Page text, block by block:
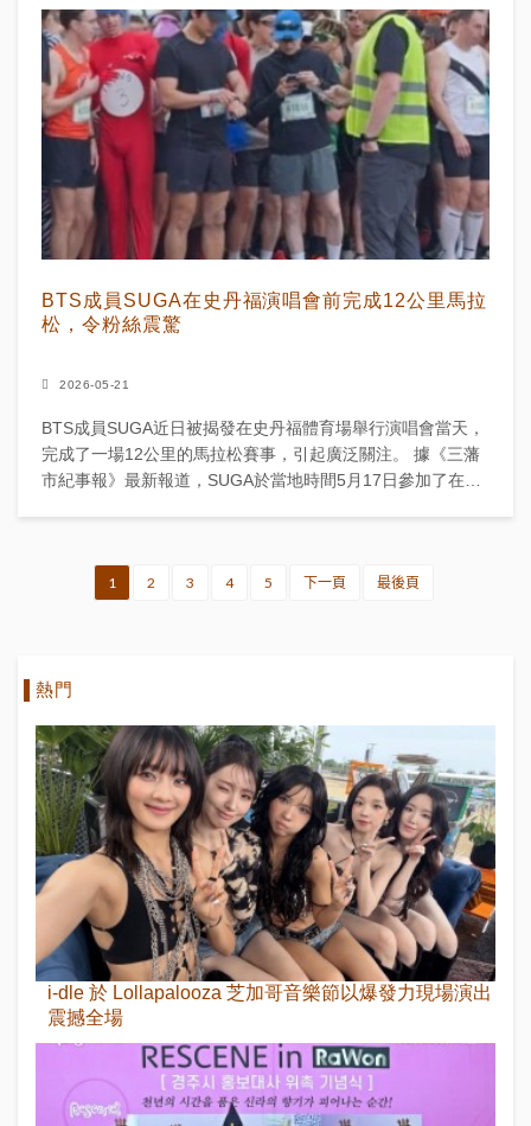
BTS成員SUGA在史丹福演唱會前完成12公里馬拉
松，令粉絲震驚
2026-05-21
BTS成員SUGA近日被揭發在史丹福體育場舉行演唱會當天，
完成了一場12公里的馬拉松賽事，引起廣泛關注。 據《三藩
市紀事報》最新報道，SUGA於當地時間5月17日參加了在三
1 2 3 4 5 下一頁 最後頁
熱門
i-dle 於 Lollapalooza 芝加哥音樂節以爆發力現場演出
震撼全場